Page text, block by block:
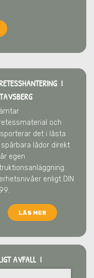
I
och
det i låsta
lådor direkt
egen
enligt DIN
LÄS MER
AVFALL I